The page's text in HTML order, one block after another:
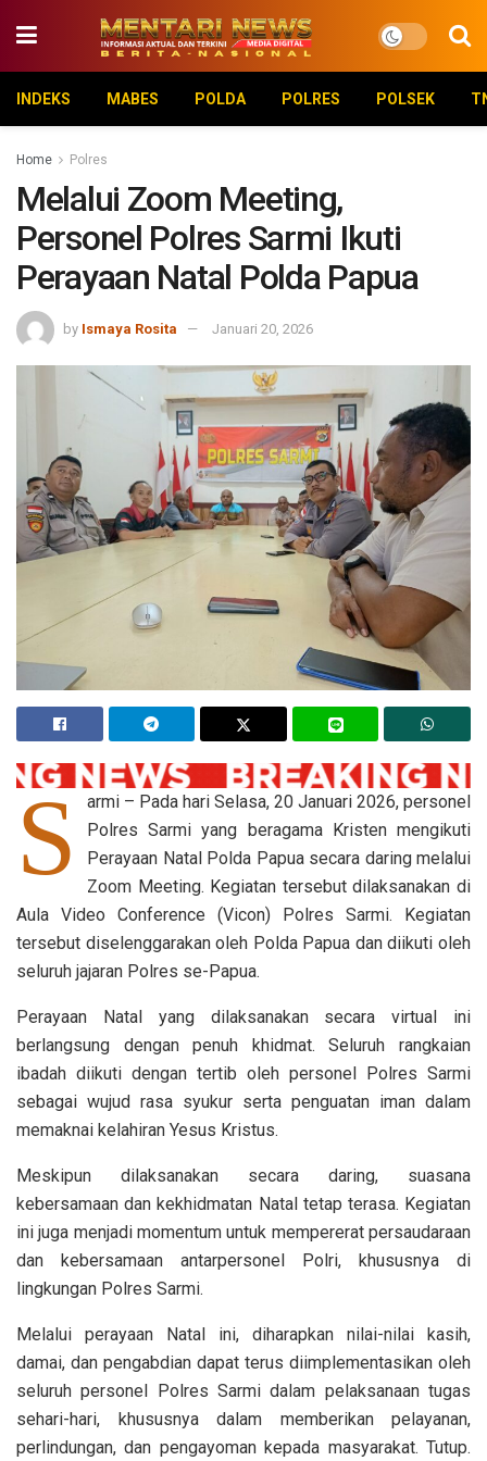
INDEKS MABES POLDA POLRES POLSEK
Home Polres
Melalui Zoom Meeting,
Personel Polres Sarmi Ikuti
Perayaan Natal Polda Papua
by Ismaya Rosita Januari 20, 2026
S
armi – Pada hari Selasa, 20 Januari 2026, personel
Polres Sarmi yang beragama Kristen mengikuti
Perayaan Natal Polda Papua secara daring melalui
Zoom Meeting. Kegiatan tersebut dilaksanakan di
Aula Video Conference (Vicon) Polres Sarmi. Kegiatan
tersebut diselenggarakan oleh Polda Papua dan diikuti oleh
seluruh jajaran Polres se-Papua.
Perayaan Natal yang dilaksanakan secara virtual ini
berlangsung dengan penuh khidmat. Seluruh rangkaian
ibadah diikuti dengan tertib oleh personel Polres Sarmi
sebagai wujud rasa syukur serta penguatan iman dalam
memaknai kelahiran Yesus Kristus.
Meskipun dilaksanakan secara daring, suasana
kebersamaan dan kekhidmatan Natal tetap terasa. Kegiatan
ini juga menjadi momentum untuk mempererat persaudaraan
dan kebersamaan antarpersonel Polri, khususnya di
lingkungan Polres Sarmi.
Melalui perayaan Natal ini, diharapkan nilai-nilai kasih,
damai, dan pengabdian dapat terus diimplementasikan oleh
seluruh personel Polres Sarmi dalam pelaksanaan tugas
sehari-hari, khususnya dalam memberikan pelayanan,
perlindungan, dan pengayoman kepada masyarakat. Tutup.